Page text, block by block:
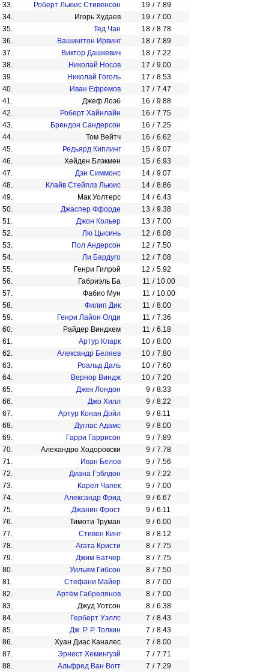
33.
Роберт Льюис Стивенсон 19 / 7.89
34.
Игорь Худаев 19 / 7.00
35.
Тед Чан 18 / 8.78
36.
Вашингтон Ирвинг 18 / 7.89
37.
Виктор Дашкевич 18 / 7.22
38.
Николай Носов 17 / 9.00
39.
Николай Гоголь 17 / 8.53
40.
Иван Ефремов 17 / 7.47
41.
Джеф Лоэб 16 / 9.88
42.
Роберт Хайнлайн 16 / 7.75
43.
Брендон Сандерсон 16 / 7.25
44.
Том Вейтч 16 / 6.62
45.
Редьярд Киплинг 15 / 9.07
46.
Хейден Блэкмен 15 / 6.93
47.
Дэн Симмонс 14 / 9.07
48.
Клайв Стейплз Льюис 14 / 8.86
49.
Мак Уолтерс 14 / 6.43
50.
Джаспер Ффорде 13 / 9.38
51.
Джон Кольер 13 / 7.00
52.
Лю Цысинь 12 / 8.08
53.
Пол Андерсон 12 / 7.50
54.
Ли Бардуго 12 / 7.08
55.
Генри Гилрой 12 / 5.92
56.
Габриэль Ба 11 / 10.00
57.
Фабио Мун 11 / 10.00
58.
Филип Дик 11 / 8.00
59.
Генри Лайон Олди 11 / 7.36
60.
Райдер Виндхем 11 / 6.18
61.
Артур Кларк 10 / 8.00
62.
Александр Беляев 10 / 7.80
63.
Роальд Даль 10 / 7.60
64.
Вернор Виндж 10 / 7.20
65.
Джек Лондон 9 / 8.33
66.
Джо Хилл 9 / 8.22
67.
Артур Конан Дойл 9 / 8.11
68.
Дуглас Адамс 9 / 8.00
69.
Гарри Гаррисон 9 / 7.89
70.
Алехандро Ходоровски 9 / 7.78
71.
Иван Белов 9 / 7.56
72.
Диана Гэблдон 9 / 7.22
73.
Карел Чапек 9 / 7.00
74.
Александр Фрид 9 / 6.67
75.
Джанин Фрост 9 / 6.11
76.
Тимоти Труман 9 / 6.00
77.
Стивен Кинг 8 / 8.12
78.
Агата Кристи 8 / 7.75
79.
Джим Батчер 8 / 7.75
80.
Уильям Гибсон 8 / 7.50
81.
Стефани Майер 8 / 7.00
82.
Артём Габрелянов 8 / 7.00
83.
Джуд Уотсон 8 / 6.38
84.
Герберт Уэллс 7 / 8.43
85.
Дж. Р. Р. Толкин 7 / 8.43
86.
Хуан Диаc Каналес 7 / 8.00
87.
Эрнест Хемингуэй 7 / 7.71
88.
Альфред Ван Вогт 7 / 7.29